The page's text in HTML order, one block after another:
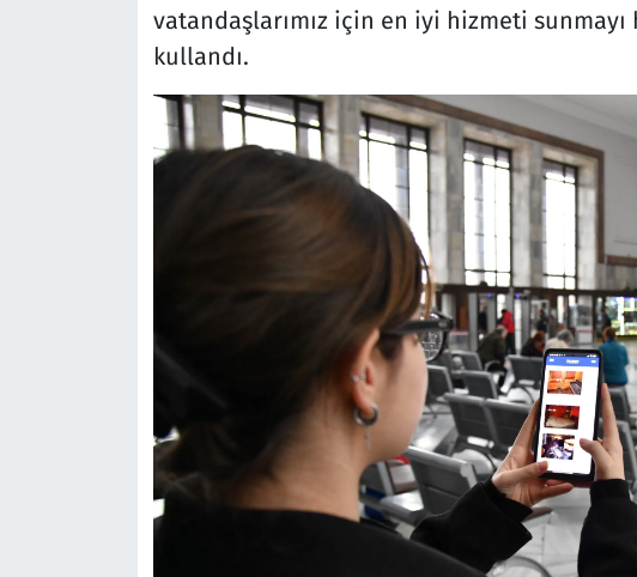
vatandaşlarımız için en iyi hizmeti
kullandı.